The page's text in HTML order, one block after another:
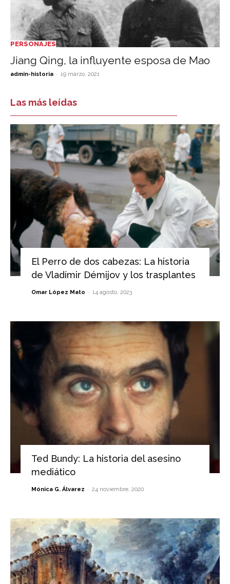
PERSONAJES
Jiang Qing, la influyente esposa de Mao
admin-historia - 19 marzo, 2021
Las más leídas
El Perro de dos cabezas: La historia
de Vladímir Démijov y los trasplantes
Omar López Mato - 14 agosto, 2023
Ted Bundy: La historia del asesino
mediático
Mónica G. Álvarez - 24 noviembre, 2020